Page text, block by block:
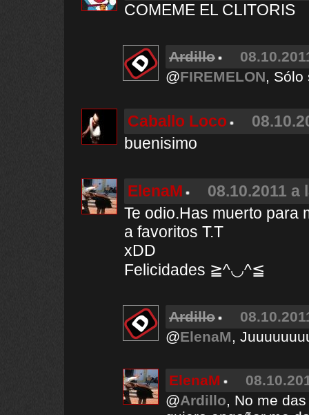
COMEME EL CLITORIS
Ardillo
@FIREMELON, Sólo
Caballo Loco
buenisimo
ElenaM
08.10.2011 a
Te odio.Has muerto para
a favoritos T.T
xDD
Felicidades ≧^◡^≦
Ardillo
@ElenaM,
ElenaM
@Ardillo, No me